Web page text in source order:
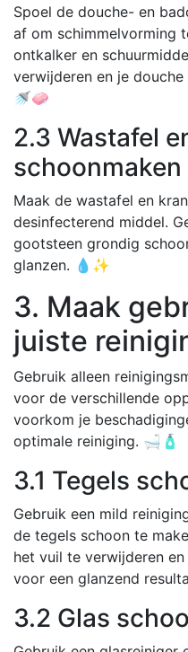
Spoel de douche- en
af om schimmelvorming
ontkalker en
verwijderen en je
🚿🧼
2.3 Wastafel
schoonmaken
Maak de wastafel en
desinfecterend middel.
gootsteen grondig
glanzen. 💧✨
3. Maak
juiste
Gebruik alleen
voor de verschillende
voorkom je
optimale reiniging. 🛁🧴
3.1 Tegels
Gebruik een mild
de tegels schoon te
het vuil te verwijderen
voor een glanzend
3.2 Glas